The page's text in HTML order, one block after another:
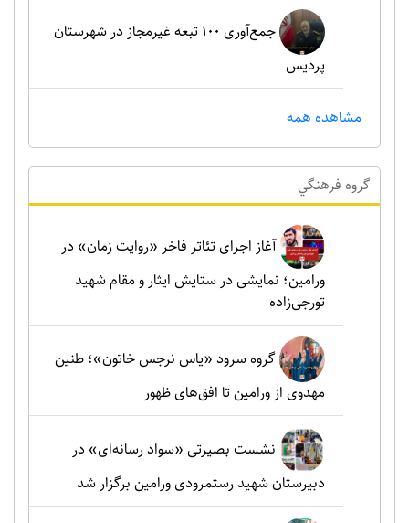
جمع‌آوری ۱۰۰ تبعه غیرمجاز در شهرستان
پردیس
مشاهده همه
گروه فرهنگي
آغاز اجرای تئاتر فاخر «روایت زمان» در
ورامین؛ نمایشی در ستایش ایثار و مقام شهید
تورجی‌زاده
گروه سرود «یاس نرجس خاتون»؛ طنین
مهدوی از ورامین تا افق‌های ظهور
نشست بصیرتی «سواد رسانه‌ای» در
دبیرستان شهید رستمرودی ورامین برگزار شد